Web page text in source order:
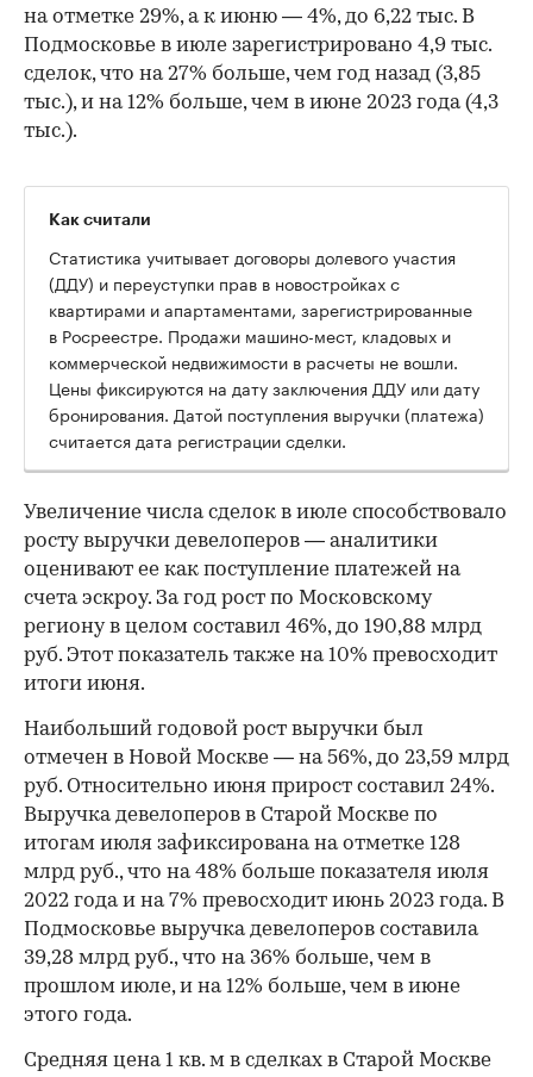
на отметке 29%, а к июню — 4%, до 6,22 тыс. В
Подмосковье в июле зарегистрировано 4,9 тыс.
сделок, что на 27% больше, чем год назад (3,85
тыс.), и на 12% больше, чем в июне 2023 года (4,3
тыс.).
00:00 00:00
Как считали
Статистика учитывает договоры долевого участия
(ДДУ) и переуступки прав в новостройках с
квартирами и апартаментами, зарегистрированные
в Росреестре. Продажи машино-мест, кладовых и
коммерческой недвижимости в расчеты не вошли.
Цены фиксируются на дату заключения ДДУ или дату
бронирования. Датой поступления выручки (платежа)
считается дата регистрации сделки.
Увеличение числа сделок в июле способствовало
росту выручки девелоперов — аналитики
оценивают ее как поступление платежей на
счета эскроу. За год рост по Московскому
региону в целом составил 46%, до 190,88 млрд
руб. Этот показатель также на 10% превосходит
итоги июня.
Наибольший годовой рост выручки был
отмечен в Новой Москве — на 56%, до 23,59 млрд
руб. Относительно июня прирост составил 24%.
Выручка девелоперов в Старой Москве по
итогам июля зафиксирована на отметке 128
млрд руб., что на 48% больше показателя июля
2022 года и на 7% превосходит июнь 2023 года. В
Подмосковье выручка девелоперов составила
39,28 млрд руб., что на 36% больше, чем в
прошлом июле, и на 12% больше, чем в июне
этого года.
Средняя цена 1 кв. м в сделках в Старой Москве